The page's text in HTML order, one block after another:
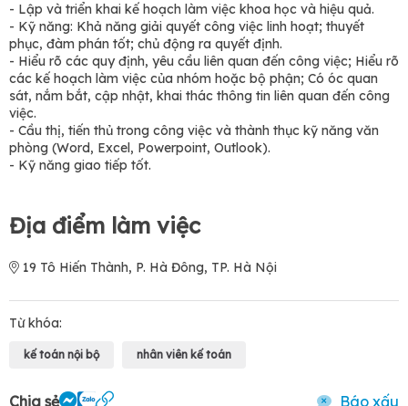
- Lập và triển khai kế hoạch làm việc khoa học và hiệu quả.
- Kỹ năng: Khả năng giải quyết công việc linh hoạt; thuyết
phục, đàm phán tốt; chủ động ra quyết định.
- Hiểu rõ các quy định, yêu cầu liên quan đến công việc; Hiểu rõ
các kế hoạch làm việc của nhóm hoặc bộ phận; Có óc quan
sát, nắm bắt, cập nhật, khai thác thông tin liên quan đến công
việc.
- Cầu thị, tiến thủ trong công việc và thành thục kỹ năng văn
phòng (Word, Excel, Powerpoint, Outlook).
- Kỹ năng giao tiếp tốt.
Địa điểm làm việc
19 Tô Hiến Thành, P. Hà Đông, TP. Hà Nội
Từ khóa:
kế toán nội bộ nhân viên kế toán
Chia sẻ Báo xấu